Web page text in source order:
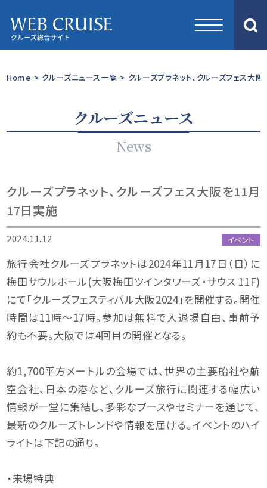
Home > クルーズニュース一覧 > クルーズプラネット、クルーズフェス大
クルーズニュース
News
クルーズプラネット、クルーズフェス大阪を11月
17日実施
2024.11.12 イベント
旅行会社クルーズプラネットは2024年11月17日（日）に
梅田サウルホール(大阪梅田ツインタワーズ・サウス 11F)
にて「クルーズフェスティバル大阪2024」を開催する。開催
時間は11時～17時。参加は無料で入退場自由、事前予
約も不要。大阪では4回目の開催となる。
約1,700平方メートルの会場では、世界の主要船社や航
空会社、日本の港など、クルーズ旅行に関連する幅広い
情報が一堂に集結し、多彩なブースやセミナーを通じて、
最新のクルーズトレンドや情報を届ける。イベントのハイ
ライトは下記の通り。
・来場特典